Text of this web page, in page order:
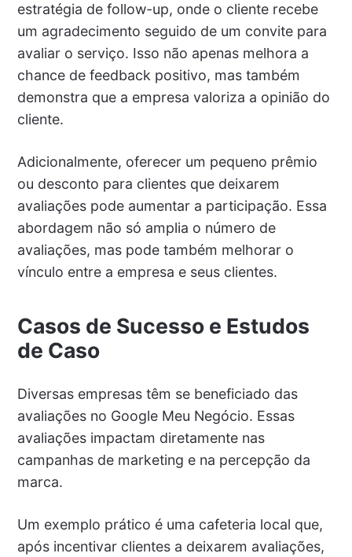
estratégia de follow-up, onde o cliente recebe
um agradecimento seguido de um convite para
avaliar o serviço. Isso não apenas melhora a
chance de feedback positivo, mas também
demonstra que a empresa valoriza a opinião do
cliente.
Adicionalmente, oferecer um pequeno prêmio
ou desconto para clientes que deixarem
avaliações pode aumentar a participação. Essa
abordagem não só amplia o número de
avaliações, mas pode também melhorar o
vínculo entre a empresa e seus clientes.
Casos de Sucesso e Estudos
de Caso
Diversas empresas têm se beneficiado das
avaliações no Google Meu Negócio. Essas
avaliações impactam diretamente nas
campanhas de marketing e na percepção da
marca.
Um exemplo prático é uma cafeteria local que,
após incentivar clientes a deixarem avaliações,